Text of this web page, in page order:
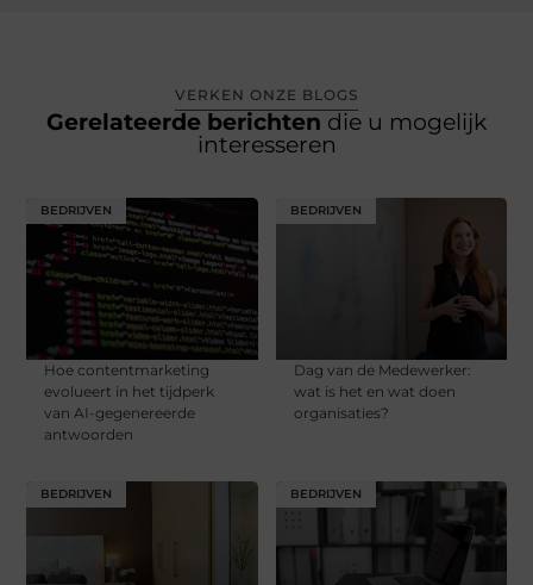
VERKEN ONZE BLOGS
Gerelateerde berichten die u mogelijk
interesseren
BEDRIJVEN
Hoe contentmarketing
evolueert in het tijdperk
van AI-gegenereerde
antwoorden
BEDRIJVEN
Dag van de Medewerker:
wat is het en wat doen
organisaties?
BEDRIJVEN BEDRIJVEN